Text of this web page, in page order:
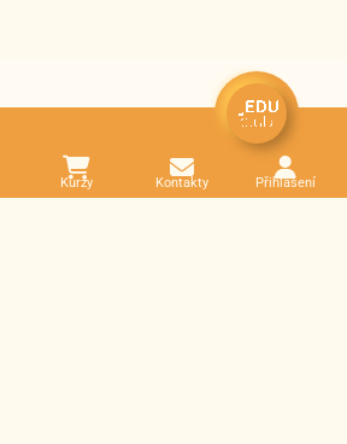
Kurzy Kontakty Přihlášení